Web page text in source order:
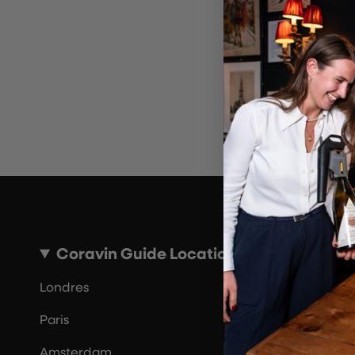
~10 MINUTES
Coravin Guide Locations
Londres
Paris
Amsterdam